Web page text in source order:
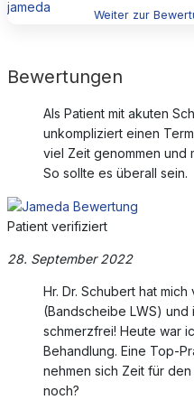
Weiter zur
Bewertungen
Als Patient mit akuten
unkompliziert einen
viel Zeit genommen und
So sollte es überall sein.
Patient verifiziert
28. September 2022
Hr. Dr. Schubert hat
(Bandscheibe LWS)
schmerzfrei! Heute war
Behandlung. Eine Top-
nehmen sich Zeit für
noch?